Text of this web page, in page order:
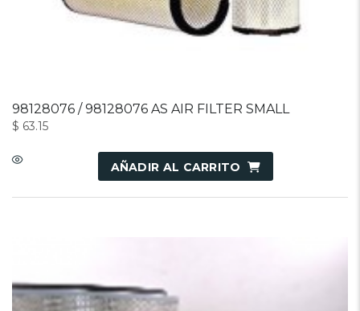
98128076 / 98128076 AS AIR FILTER SMALL
$ 63.15
AÑADIR AL CARRITO